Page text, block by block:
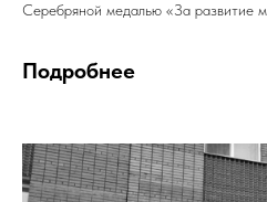
Серебряной медалью «За развитие
Подробнее